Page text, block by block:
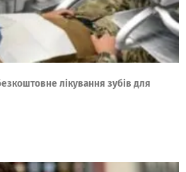
лікування зубів для